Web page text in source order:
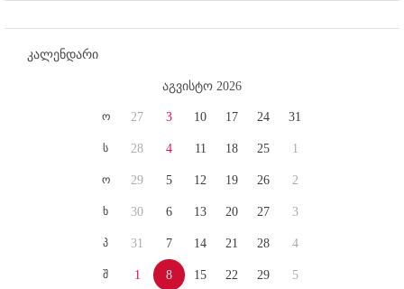
კალენდარი
აგვისტო 2026
ო
ს
ო
ხ
პ
შ
27
28
29
30
31
1
3
4
5
6
7
8
10
11
12
13
14
15
17
18
19
20
21
22
24
25
26
27
28
29
31
1
2
3
4
5